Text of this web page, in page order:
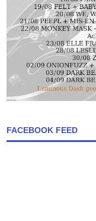
FACEBOOK FEED